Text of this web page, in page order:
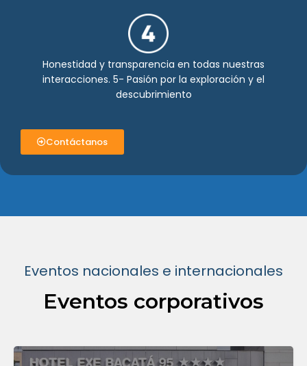
Honestidad y transparencia en todas nuestras
interacciones. 5- Pasión por la exploración y el
descubrimiento
Contáctanos
Eventos nacionales e internacionales
Eventos corporativos